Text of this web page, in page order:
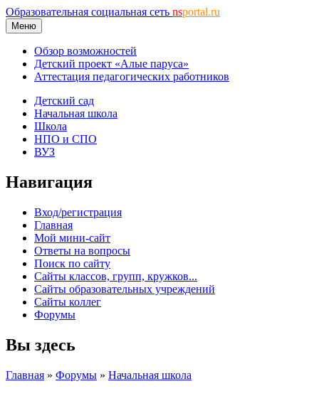
Образовательная социальная сеть nsportal.ru
Меню
Обзор возможностей
Детский проект «Алые паруса»
Аттестация педагогических работников
Детский сад
Начальная школа
Школа
НПО и СПО
ВУЗ
Навигация
Вход/регистрация
Главная
Мой мини-сайт
Ответы на вопросы
Поиск по сайту
Сайты классов, групп, кружков...
Сайты образовательных учреждений
Сайты коллег
Форумы
Вы здесь
Главная » Форумы » Начальная школа